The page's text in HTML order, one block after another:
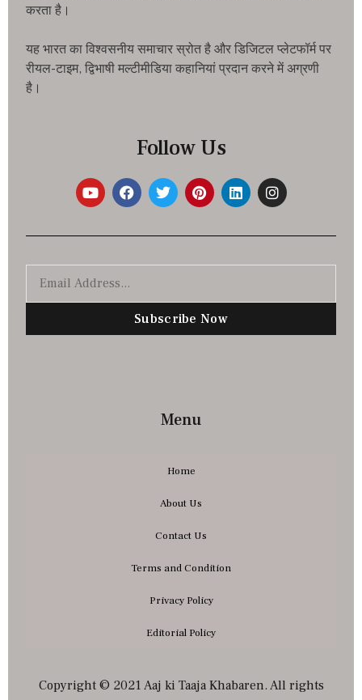
करता है।
यह भारत का विश्वसनीय समाचार स्रोत है और डिजिटल प्लेटफॉर्म पर
रीयल-टाइम, द्विभाषी मल्टीमीडिया कहानियां प्रदान करने में अग्रणी
है।
Follow Us
Subscribe Now
Menu
Home
About Us
Contact Us
Terms and Condition
Privacy Policy
Editorial Policy
Copyright © 2021 Aaj ki Taaja Khabaren. All rights